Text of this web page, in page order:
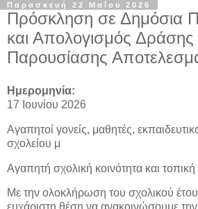
Παρασκευή 22 Μαΐου 2026
Πρόσκληση σε Δημόσια
και Απολογισμός
Παρουσίασης
Ημερομηνία:
17 Ιουνίου 2026
Αγαπητοί γονείς, μαθητές,
σχολείου μ
Αγαπητή σχολική κοινότητα και τοπική
Με την ολοκλήρωση του σχολικού